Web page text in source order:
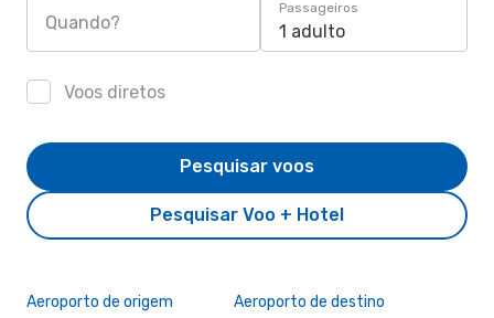
Quando?
Passageiros
1 adulto
Voos diretos
Pesquisar Voo + Hotel
Pesquisar voos
Aeroporto de origem Aeroporto de destino